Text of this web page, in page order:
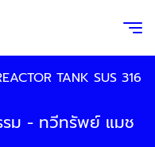
TANK SUS 316
ม - ทวีทรัพย์ แมช